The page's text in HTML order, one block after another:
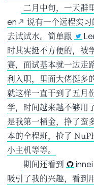
二月中旬，一天群
en
说有一个远程实
去试试水。简单跟
时其实挺不方便的，被
赛，面试基本就一边走
利入职，里面大佬挺多
就这样一直干到了五月
学，时间越来越不够用
是我第一桶金，挣了蛮
本的全程班，抢了
小主机等等。
​ 期间还看到
innei
吸引了我的兴趣，看到